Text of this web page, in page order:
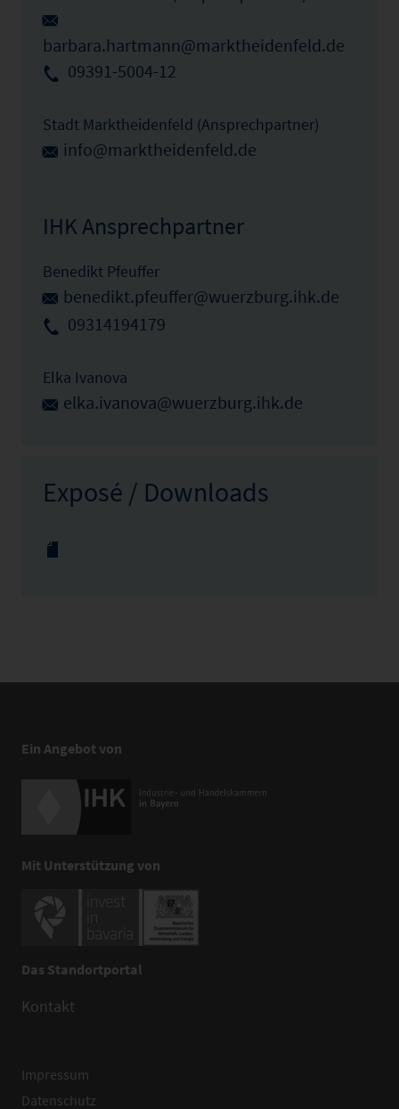
barbara.hartmann@marktheidenfeld.de
09391-5004-12
Stadt Marktheidenfeld (Ansprechpartner)
info@marktheidenfeld.de
IHK Ansprechpartner
Benedikt Pfeuffer
benedikt.pfeuffer@wuerzburg.ihk.de
09314194179
Elka Ivanova
elka.ivanova@wuerzburg.ihk.de
Exposé / Downloads
Ein Angebot von
Mit Unterstützung von
Das Standortportal
Kontakt
Impressum
Datenschutz